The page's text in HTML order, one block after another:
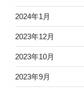
2024年1月
2023年12月
2023年10月
2023年9月